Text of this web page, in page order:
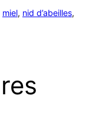
miel, nid d’abeilles